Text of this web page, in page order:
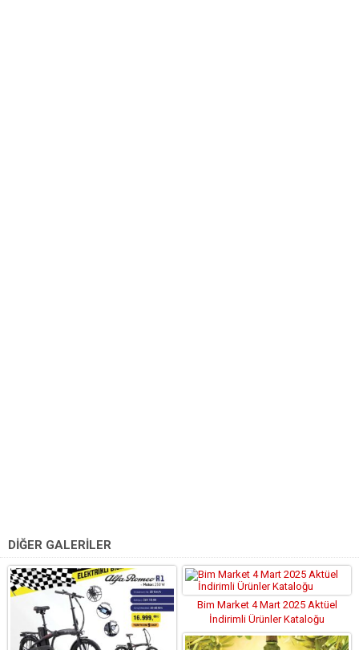
DİĞER GALERİLER
Bim Market 4 Mart 2025 Aktüel
İndirimli Ürünler Kataloğu